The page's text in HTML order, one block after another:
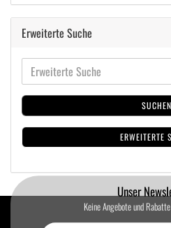
Erweiterte Suche
SUCHEN
ERWEITERTE
Unser
Keine Angebote und